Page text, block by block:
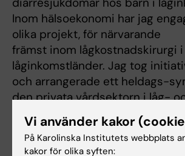
Inom hälsoekonomi har jag
olika projekt, för närvarande
främst inom lågkostnadskirurgi i
låginkomstländer. Jag tog
och arrangerade ett heldags-
den privata vårdsektorn i låg-
medelinkomstländer i samband
International Health Economics
(IHEA) världskongress i Beijing
Vi använder kakor
På Karolinska Institutets webbplats
kakor för olika syften: